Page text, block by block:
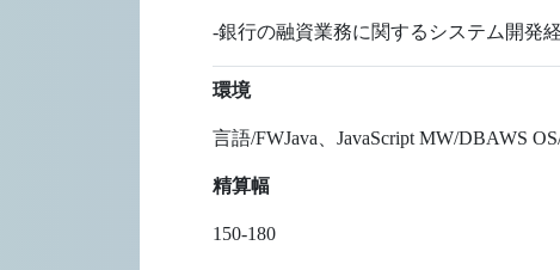
-銀行の融資業務に関するシステム開発
環境
言語/FWJava、JavaScript MW/DBAWS
精算幅
150-180